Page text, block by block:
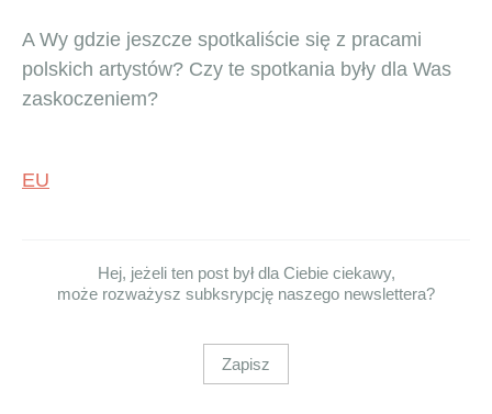
A Wy gdzie jeszcze spotkaliście się z pracami
polskich artystów? Czy te spotkania były dla Was
zaskoczeniem?
EU
Hej, jeżeli ten post był dla Ciebie ciekawy,
może rozważysz subksrypcję naszego newslettera?
Zapisz